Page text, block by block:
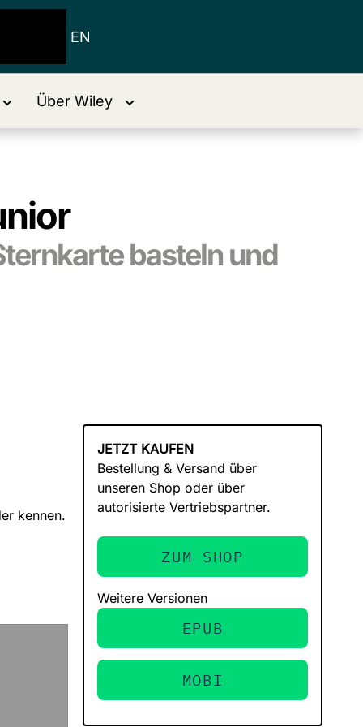
EN
Über Wiley
basteln und
kennen.
JETZT KAUFEN
Bestellung & Versand über
unseren Shop oder über
autorisierte Vertriebspartner.
ZUM SHOP
Weitere Versionen
EPUB
MOBI